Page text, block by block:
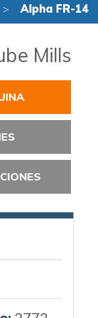
Alpha FR-14
Mills